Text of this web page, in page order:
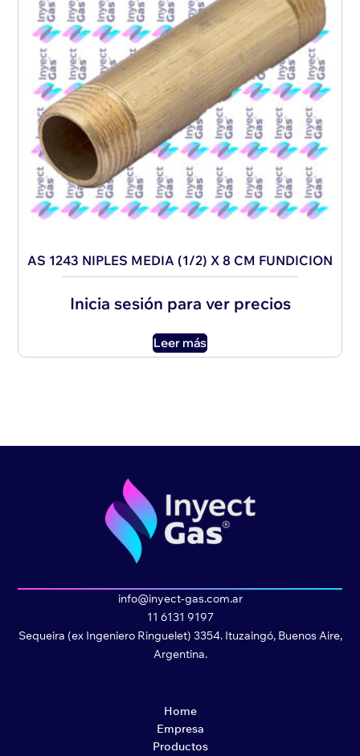
AS 1243 NIPLES MEDIA (1/2) X 8 CM FUNDICION
Inicia sesión para ver precios
Leer más
info@inyect-gas.com.ar
11 6131 9197
Sequeira (ex Ingeniero Ringuelet) 3354. Ituzaingó, Buenos Aire,
Argentina.
Home
Empresa
Productos